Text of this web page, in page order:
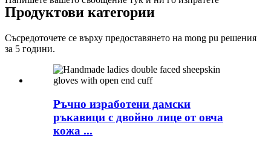
Продуктови категории
Съсредоточете се върху предоставянето на mong pu решения
за 5 години.
Ръчно изработени дамски
ръкавици с двойно лице от овча
кожа ...